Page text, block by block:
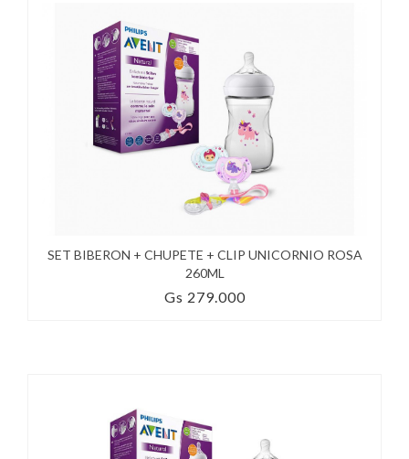
SET BIBERON + CHUPETE + CLIP UNICORNIO ROSA
260ML
Gs 279.000